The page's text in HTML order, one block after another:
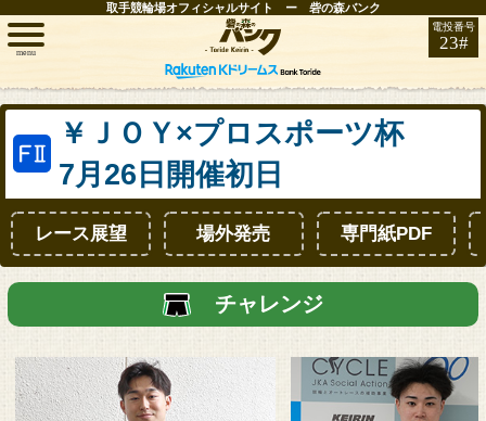
取手競輪場オフィシャルサイト ー 砦の森バンク
menu
電投番号
23#
トップ
レース情報
お知らせ
開催日程
インフォメーション
￥ＪＯＹ×プロスポーツ杯
7月26日開催初日
レース展望 場外発売 専門紙PDF
チャレンジ